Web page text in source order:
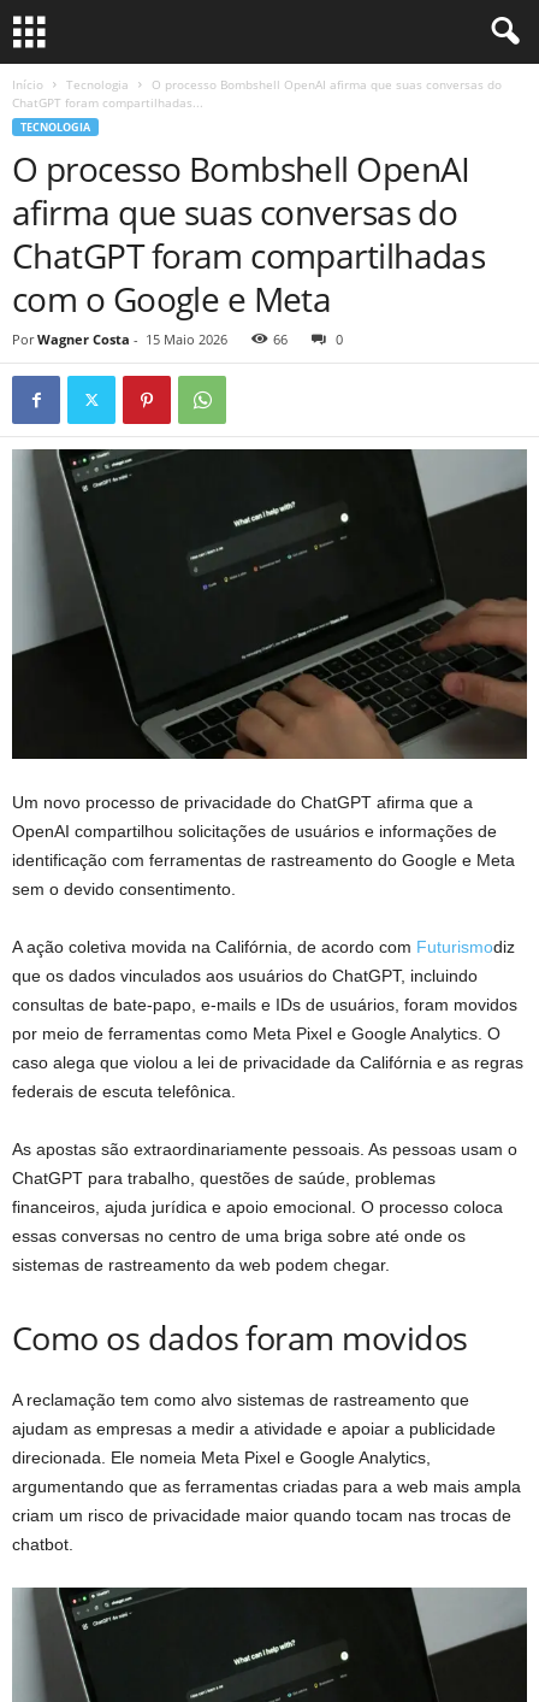
Início Tecnologia
O processo Bombshell OpenAI afirma que suas conversas do
ChatGPT foram compartilhadas...
TECNOLOGIA
O processo Bombshell OpenAI
afirma que suas conversas do
ChatGPT foram compartilhadas
com o Google e Meta
Por Wagner Costa - 15 Maio 2026 66 0
Um novo processo de privacidade do ChatGPT afirma que a
OpenAI compartilhou solicitações de usuários e informações de
identificação com ferramentas de rastreamento do Google e Meta
sem o devido consentimento.
A ação coletiva movida na Califórnia, de acordo com Futurismodiz
que os dados vinculados aos usuários do ChatGPT, incluindo
consultas de bate-papo, e-mails e IDs de usuários, foram movidos
por meio de ferramentas como Meta Pixel e Google Analytics. O
caso alega que violou a lei de privacidade da Califórnia e as regras
federais de escuta telefônica.
As apostas são extraordinariamente pessoais. As pessoas usam o
ChatGPT para trabalho, questões de saúde, problemas
financeiros, ajuda jurídica e apoio emocional. O processo coloca
essas conversas no centro de uma briga sobre até onde os
sistemas de rastreamento da web podem chegar.
Como os dados foram movidos
A reclamação tem como alvo sistemas de rastreamento que
ajudam as empresas a medir a atividade e apoiar a publicidade
direcionada. Ele nomeia Meta Pixel e Google Analytics,
argumentando que as ferramentas criadas para a web mais ampla
criam um risco de privacidade maior quando tocam nas trocas de
chatbot.